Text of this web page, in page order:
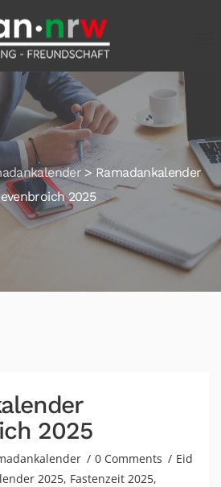
> Ramadankalender
2025
2025
0 Comments
Eid
2025, Fastenzeit 2025,